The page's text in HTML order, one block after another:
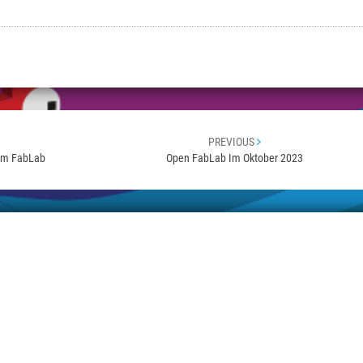
FabLab
PREVIOUS
Open FabLab Im Oktober 2023